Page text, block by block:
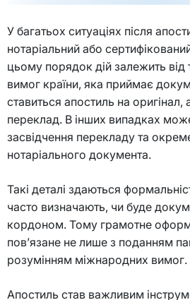
У багатьох ситуаціях після
нотаріальний або
цьому порядок дій залежить від
вимог країни, яка приймає
ставиться апостиль на оригінал,
переклад. В інших випадках
засвідчення перекладу та
нотаріального документа.
Такі деталі здаються
часто визначають, чи буде
кордоном. Тому грамотне
пов’язане не лише з поданням
розумінням міжнародних вимог.
Апостиль став важливим